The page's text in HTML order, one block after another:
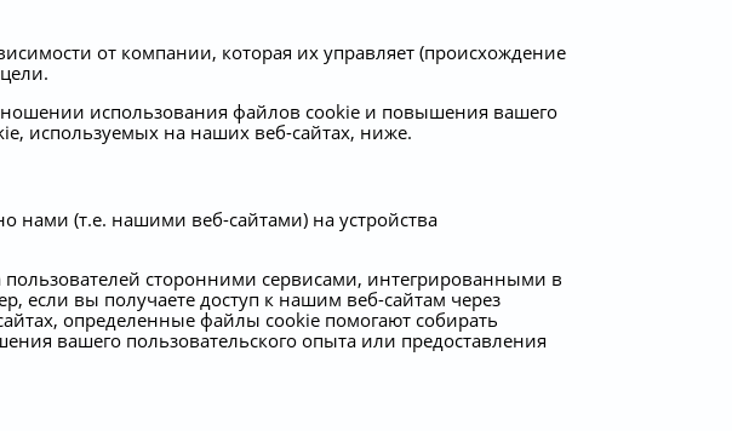
от компании, которая их управляет (происхождение
использования файлов cookie и повышения вашего
используемых на наших веб-сайтах, ниже.
нами (т.е. нашими веб-сайтами) на устройства
сторонними сервисами, интегрированными в
если вы получаете доступ к нашим веб-сайтам через
определенные файлы cookie помогают собирать
вашего пользовательского опыта или предоставления